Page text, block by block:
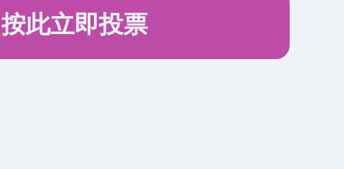
按此立即投票